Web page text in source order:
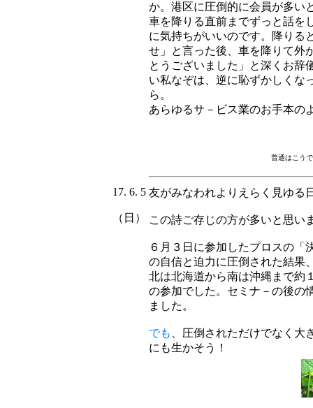
か。港区に圧倒的に会員が多い
車を降りる直前までずっと話を
に気持ちがいいのです。降りる
せ」と言った後、車を降りて外
とうございました」と深くお辞
い私なぞは、逆に恥ずかしくな
ら。
あらゆるサ－ビス業のお手本の
普通はこう
17. 6. 5
（日）
友がみなわれよりえらく見ゆ
この詩ご存じの方が多いと思い
６月３日に参加したプロスの「
の自信と迫力に圧倒された結果
北は北海道から南は沖縄まで約
の参加でした。セミナ－の後の
ました。
でも 、圧倒されただけでなく
にも生かそう！